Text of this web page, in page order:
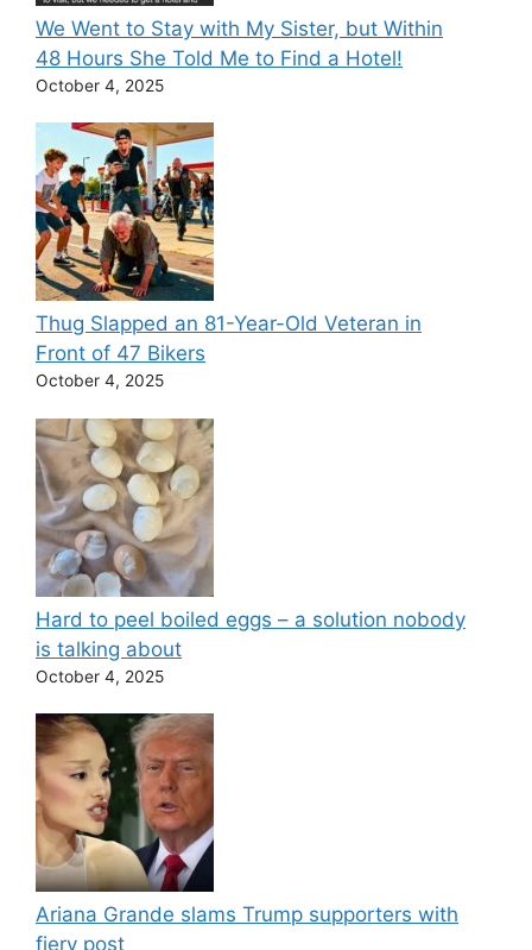
We Went to Stay with My Sister, but Within
48 Hours She Told Me to Find a Hotel!
October 4, 2025
Thug Slapped an 81-Year-Old Veteran in
Front of 47 Bikers
October 4, 2025
Hard to peel boiled eggs – a solution nobody
is talking about
October 4, 2025
Ariana Grande slams Trump supporters with
fiery post